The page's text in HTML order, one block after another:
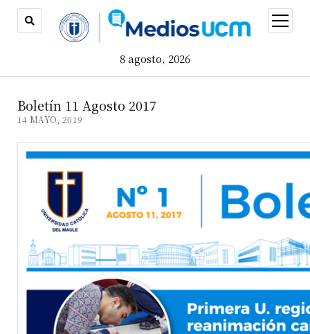
8 agosto, 2026
open
menu
Boletín 11 Agosto 2017
14 MAYO, 2019